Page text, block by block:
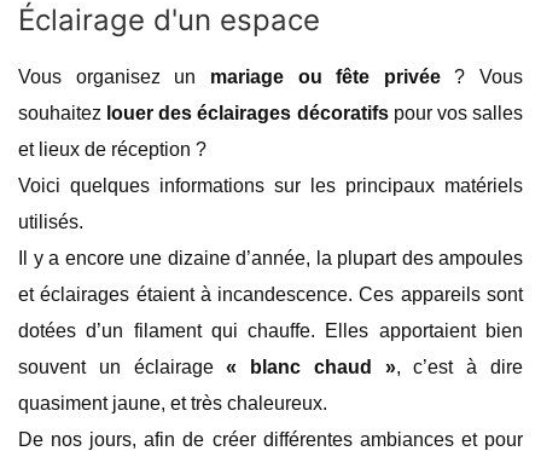
Éclairage d'un espace
Vous organisez un mariage ou fête privée? Vous
souhaitez louer des éclairages décoratifspour vos salles
et lieux de réception ?
Voici quelques informations sur les principaux matériels
utilisés.
Il y a encore une dizaine d’année, la plupart des ampoules
et éclairages étaient à incandescence. Ces appareils sont
dotées d’un filament qui chauffe. Elles apportaient bien
souvent un éclairage« blanc chaud », c’est à dire
quasiment jaune, et très chaleureux.
De nos jours, afin de créer différentes ambiances et pour